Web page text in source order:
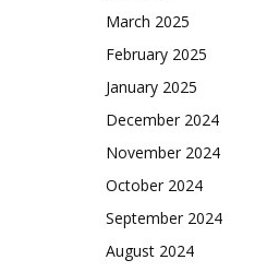
March 2025
February 2025
January 2025
December 2024
November 2024
October 2024
September 2024
August 2024